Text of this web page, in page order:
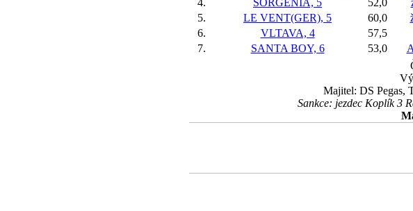
4.
SORGENIA, 5 52,0
5.
LE VENT(GER), 5 60,0
6.
VLTAVA, 4 57,5
7.
SANTA BOY, 6 53,0
Majitel: DS Pegas,
Sankce: jezdec Koplík 3